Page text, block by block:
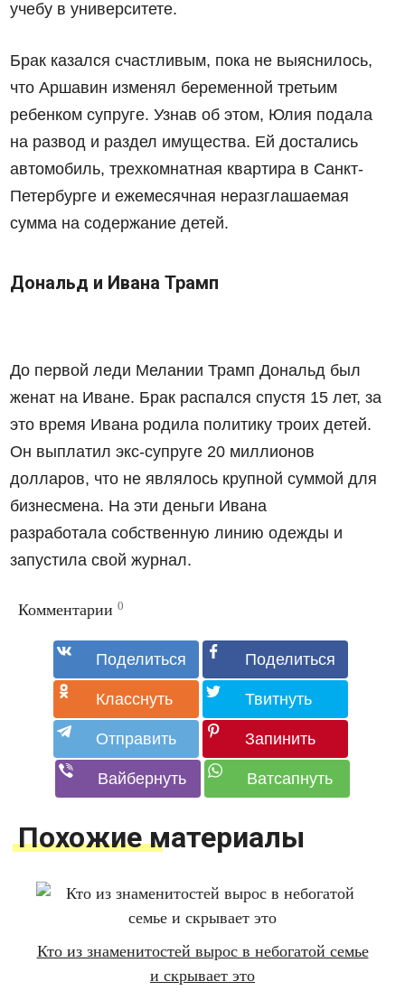
учебу в университете.
Брак казался счастливым, пока не выяснилось,
что Аршавин изменял беременной третьим
ребенком супруге. Узнав об этом, Юлия подала
на развод и раздел имущества. Ей достались
автомобиль, трехкомнатная квартира в Санкт-
Петербурге и ежемесячная неразглашаемая
сумма на содержание детей.
Дональд и Ивана Трамп
До первой леди Мелании Трамп Дональд был
женат на Иване. Брак распался спустя 15 лет, за
это время Ивана родила политику троих детей.
Он выплатил экс-супруге 20 миллионов
долларов, что не являлось крупной суммой для
бизнесмена. На эти деньги Ивана
разработала собственную линию одежды и
запустила свой журнал.
Комментарии 0
Похожие материалы
Кто из знаменитостей вырос в небогатой семье
и скрывает это